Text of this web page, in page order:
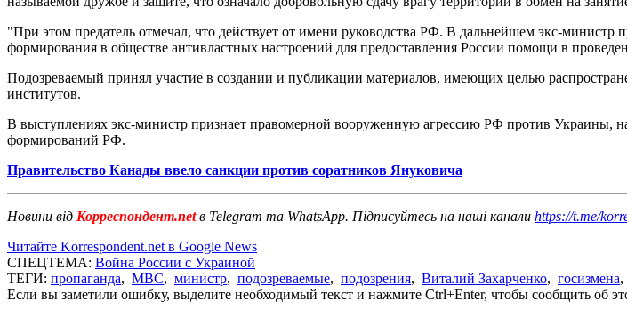
"При этом предатель отмечал, что действует от имени руководства РФ. В дальнейшем экс-
формирования в обществе антивластных настроений для предоставления России помощи в
Подозреваемый принял участие в создании и публикации материалов, имеющих целью
институтов.
В выступлениях экс-министр признает правомерной вооруженную агрессию РФ против Украины,
формирований РФ.
Правительство Канады ввело санкции против соратников Януковича
Новини від Корреспондент.netв Telegram та WhatsApp. Підписуйтесь на наші канали https://t.me/
Читайте Korrespondent.net в Google News
СПЕЦТЕМА: Война России с Украиной
ТЕГИ: пропаганда, МВС, министр, подозреваемые, подозрения, Виталий Захарченко, госизмена,
Если вы заметили ошибку, выделите необходимый текст и нажмите Ctrl+Enter, чтобы сообщить об